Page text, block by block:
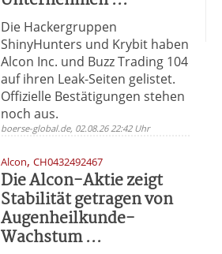
Die Hackergruppen
ShinyHunters und Krybit haben
Alcon Inc. und Buzz Trading 104
auf ihren Leak-Seiten gelistet.
Offizielle Bestätigungen stehen
noch aus.
boerse-global.de, 02.08.26 22:42 Uhr
Alcon,CH0432492467
Die Alcon-Aktie zeigt
Stabilität getragen von
Augenheilkunde-
Wachstum ...